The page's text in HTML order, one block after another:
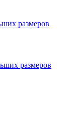
размеров
размеров